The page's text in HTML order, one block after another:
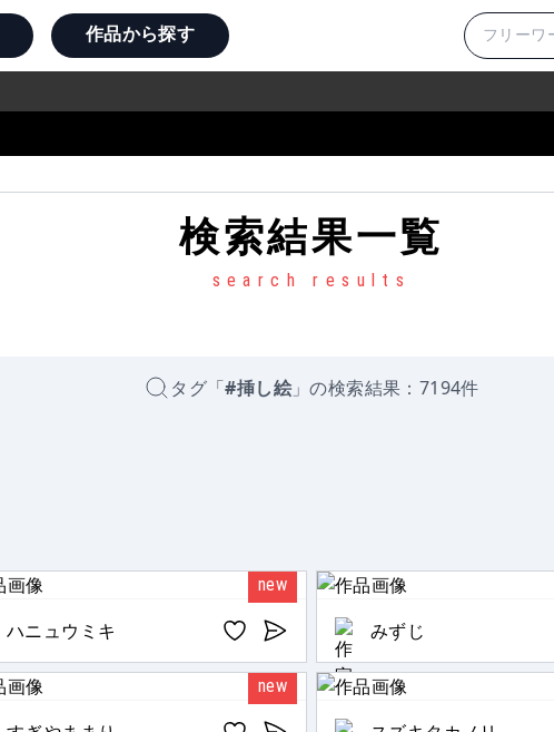
作品から探す
検索結果一覧
search results
タグ「#挿し絵 」の検索結果： 7194件
new
ハニュウミキ みずじ
new